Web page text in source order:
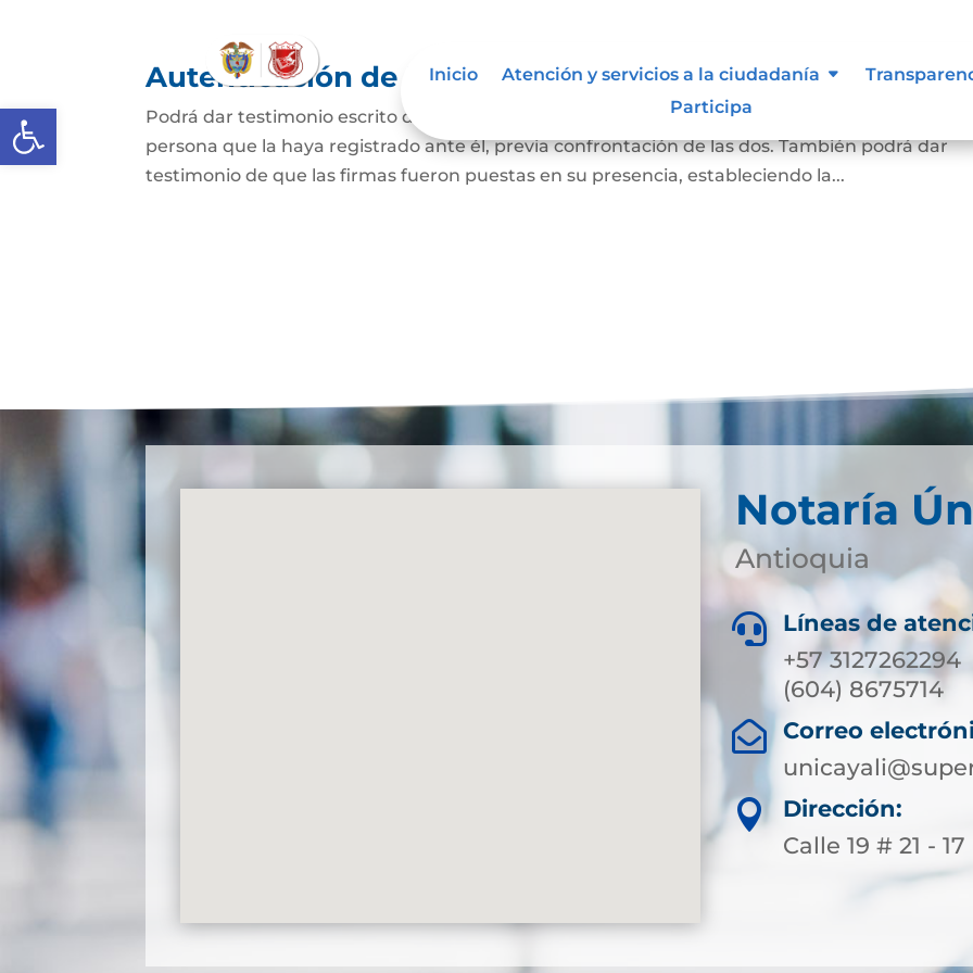
Abrir barra de herramientas
Inicio Atención y servicios a la ciudadanía
Participa
Autenticación de Firma
Podrá dar testimonio escrito de que la firma puesta en un documento corresponde a la de la
persona que la haya registrado ante él, previa confrontación de las dos. También podrá dar
testimonio de que las firmas fueron puestas en su presencia, estableciendo la...
Notaría
Antioquia

Líneas de
+57 3127262294
(604) 8675714

Correo

Dirección:
Calle 19 # 21 - 17